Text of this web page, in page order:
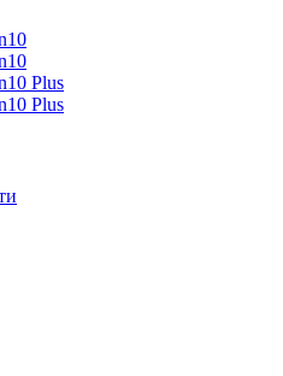
Plus
Plus